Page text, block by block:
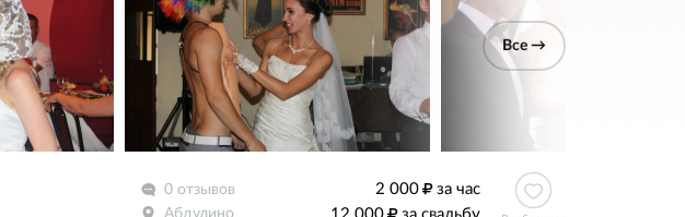
Все →
0 отзывов
Абдулино
2 000
за час
12 000
за свадьбу